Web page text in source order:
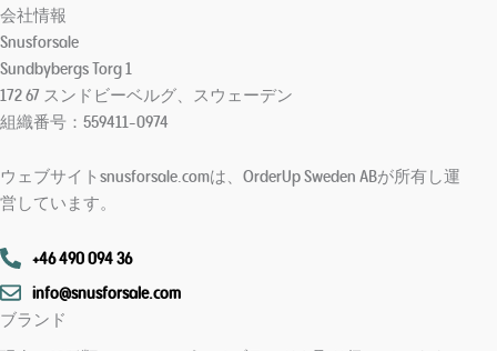
会社情報
Snusforsale
Sundbybergs Torg 1
172 67 スンドビーベルグ、スウェーデン
組織番号：559411-0974
ウェブサイトsnusforsale.comは、OrderUp Sweden ABが所有し運
営しています。
+46 490 094 36
info@snusforsale.com
ブランド